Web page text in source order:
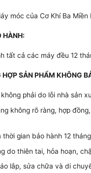
móc của Cơ Khí Ba
HÀNH:
tất cả các máy đều 12
SẢN PHẨM KHÔNG
phải do lỗi nhà sản
không rõ ràng, hợp
thời gian bảo hành 12
do thiên tai, hỏa hoạn,
lắp, sửa chữa và di